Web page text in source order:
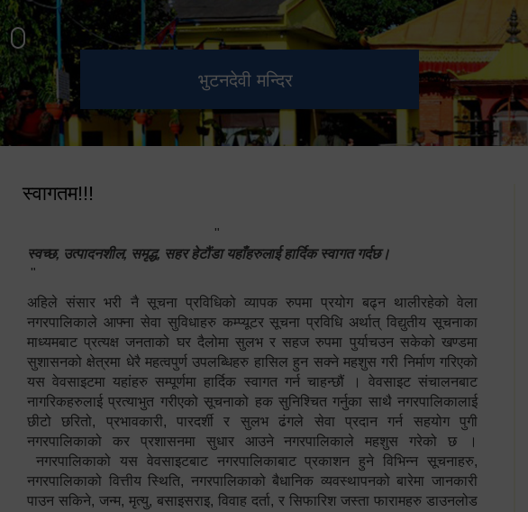
भुटनदेवी मन्दिर
स्मारक
हेटौंडा उपमहानगरपालिका नगर
कार्यपालिकाको कार्यालय
मनकामना डाँडाबाट देखिएको दृश्य
स्वागतम!!!
"
स्वच्छ, उत्पादनशील, समृद्ध, सहर हेटौंडा यहाँहरुलाई हार्दिक स्वागत गर्दछ।
"
अहिले संसार भरी नै सूचना प्रविधिको व्यापक रुपमा प्रयोग बढ्न थालीरहेको वेला
नगरपालिकाले आफ्ना सेवा सुविधाहरु कम्प्यूटर सूचना प्रविधि अर्थात् विद्युतीय सूचनाका
माध्यमबाट प्रत्यक्ष जनताको घर दैलोमा सुलभ र सहज रुपमा पुर्याचउन सकेको खण्डमा
सुशासनको क्षेत्रमा धेरै महत्वपुर्ण उपलब्धिहरु हासिल हुन सक्ने महशुस गरी निर्माण गरिएको
यस वेवसाइटमा यहांहरु सम्पूर्णमा हार्दिक स्वागत गर्न चाहन्छौं । वेवसाइट संचालनबाट
नागरिकहरुलाई प्रत्याभुत गरीएको सूचनाको हक सुनिश्चित गर्नुका साथै नगरपालिकालाई
छीटो छरितो, प्रभावकारी, पारदर्शी र सुलभ ढंगले सेवा प्रदान गर्न सहयोग पुगी
नगरपालिकाको कर प्रशासनमा सुधार आउने नगरपालिकाले महशुस गरेको छ ।
नगरपालिकाको यस वेवसाइटबाट नगरपालिकाबाट प्रकाशन हुने विभिन्न सूचनाहरु,
नगरपालिकाको वित्तीय स्थिति, नगरपालिकाको बैधानिक व्यवस्थापनको बारेमा जानकारी
पाउन सकिने, जन्म, मृत्यु, बसाइसराइ, विवाह दर्ता, र सिफारिश जस्ता फारामहरु डाउनलोड